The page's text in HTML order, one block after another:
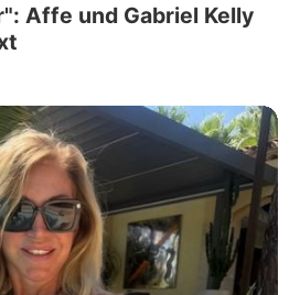
Affe und Gabriel Kelly